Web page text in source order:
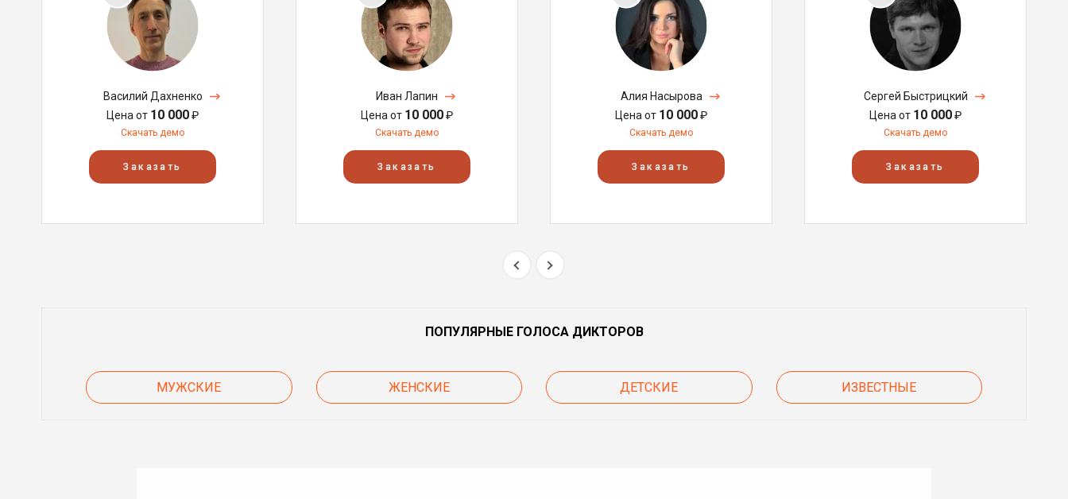
Василий Дахненко
Цена от 10 000₽
Скачать демо
Заказать
Иван Лапин
Цена от 10 000₽
Скачать демо
Заказать
Алия Насырова
Цена от 10 000₽
Скачать демо
Заказать
Сергей Быстрицкий
Цена от 10 000₽
Скачать демо
Заказать
ПОПУЛЯРНЫЕ ГОЛОСА ДИКТОРОВ
МУЖСКИЕ ЖЕНСКИЕ ДЕТСКИЕ ИЗВЕСТНЫЕ